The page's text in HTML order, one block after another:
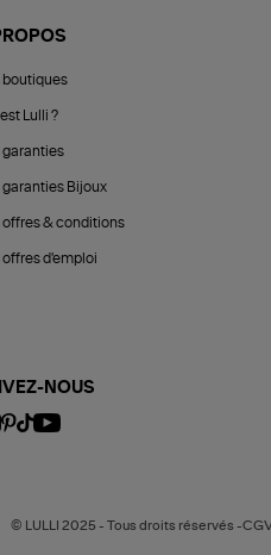
boutiques
Lulli ?
garanties
garanties Bijoux
offres & conditions
offres d'emploi
NOUS
© LULLI 2025 - Tous droits réservés -